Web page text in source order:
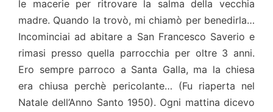
le macerie per ritrovare la salma della vecchia
madre. Quando la trovò, mi chiamò per benedirla…
Incominciai ad abitare a San Francesco Saverio e
rimasi presso quella parrocchia per oltre 3 anni.
Ero sempre parroco a Santa Galla, ma la chiesa
era chiusa perchè pericolante… (Fu riaperta nel
Natale dell’Anno Santo 1950). Ogni mattina dicevo